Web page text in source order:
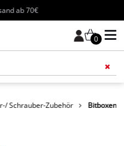
ab 70€
0
Schrauber-Zubehör Bitboxen